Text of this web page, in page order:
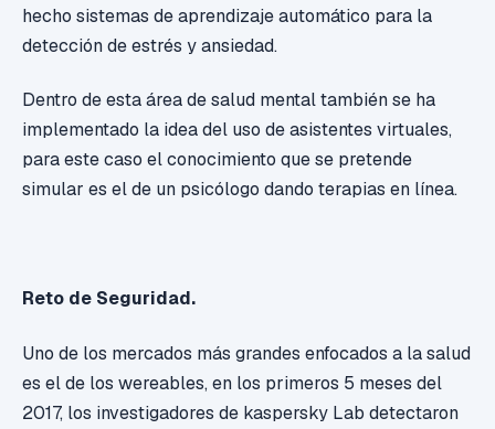
hecho sistemas de aprendizaje automático para la
detección de estrés y ansiedad.
Dentro de esta área de salud mental también se ha
implementado la idea del uso de asistentes virtuales,
para este caso el conocimiento que se pretende
simular es el de un psicólogo dando terapias en línea.
Reto de Seguridad.
Uno de los mercados más grandes enfocados a la salud
es el de los wereables, en los primeros 5 meses del
2017, los investigadores de kaspersky Lab detectaron